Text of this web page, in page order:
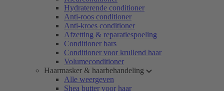
Hydraterende conditioner
Anti-roos conditioner
Anti-kroes conditioner
Afzetting & reparatiespoeling
Conditioner bars
Conditioner voor krullend haar
Volumeconditioner
Haarmasker & haarbehandeling
Alle weergeven
Shea butter voor haar